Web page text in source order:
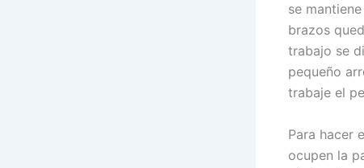
se
brazos
trabajo se
pequeño
trabaje el
Para hacer
ocupen la